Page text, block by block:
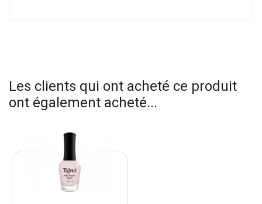
Les clients qui ont acheté ce produit
ont également acheté...